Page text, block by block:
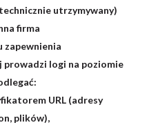
utrzymywany)
firma
zapewnienia
prowadzi logi na poziomie
URL (adresy
plików),